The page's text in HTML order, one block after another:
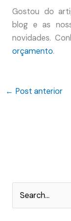
Gostou do
blog e as
novidades.
orçamento.
← Post anterior